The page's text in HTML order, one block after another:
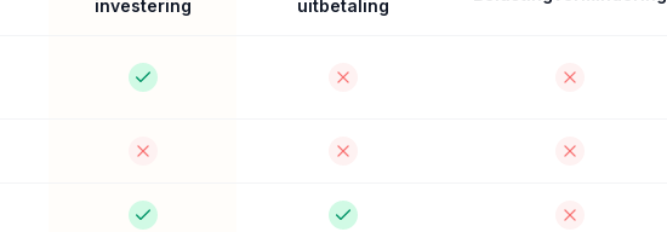
investering
uitbetaling